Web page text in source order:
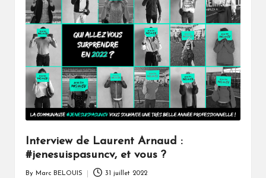
Interview de Laurent Arnaud :
#jenesuispasuncv, et vous ?
By Marc BELOUIS 31 juillet 2022